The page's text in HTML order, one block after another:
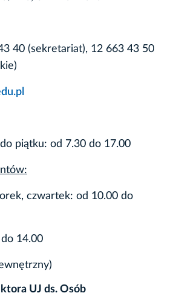
40 (sekretariat), 12 663 43 50
piątku: od 7.30 do 17.00
czwartek: od 10.00 do
14.00
UJ ds. Osób